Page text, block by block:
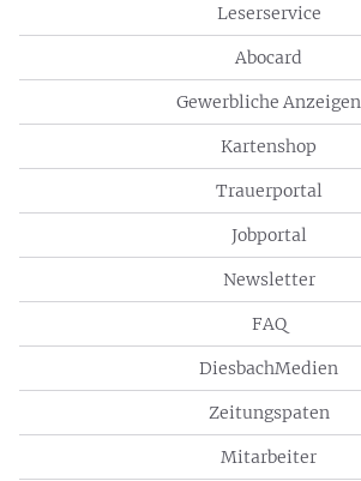
Leserservice
Abocard
Gewerbliche Anzeigen
Kartenshop
Trauerportal
Jobportal
Newsletter
FAQ
DiesbachMedien
Zeitungspaten
Mitarbeiter